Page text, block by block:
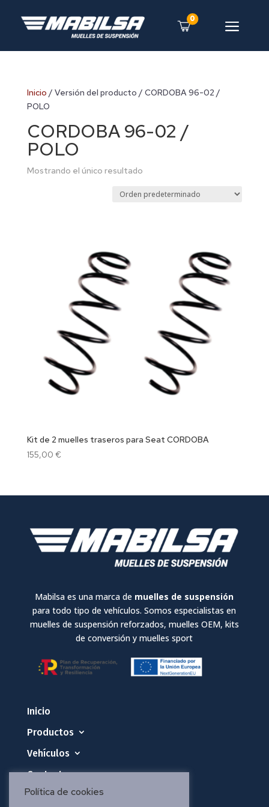
0 a
Inicio / Versión del producto / CORDOBA 96-02 /
POLO
CORDOBA 96-02 /
POLO
Mostrando el único resultado
Kit de 2 muelles traseros para Seat CORDOBA
155,00 €
Mabilsa es una marca de muelles de suspensión
para todo tipo de vehículos. Somos especialistas en
muelles de suspensión reforzados, muelles OEM, kits
de conversión y muelles sport
Inicio
Productos
Vehículos
Contacto
Política de cookies